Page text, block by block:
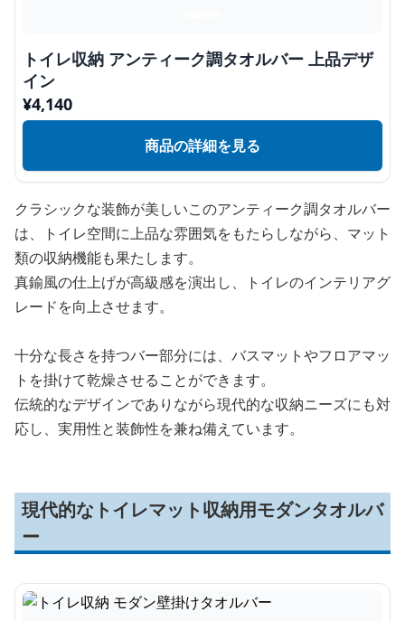
トイレ収納 アンティーク調タオルバー 上品デザ
イン
¥4,140
商品の詳細を見る
クラシックな装飾が美しいこのアンティーク調タオルバー
は、トイレ空間に上品な雰囲気をもたらしながら、マット
類の収納機能も果たします。
真鍮風の仕上げが高級感を演出し、トイレのインテリアグ
レードを向上させます。
十分な長さを持つバー部分には、バスマットやフロアマッ
トを掛けて乾燥させることができます。
伝統的なデザインでありながら現代的な収納ニーズにも対
応し、実用性と装飾性を兼ね備えています。
現代的なトイレマット収納用モダンタオルバ
ー